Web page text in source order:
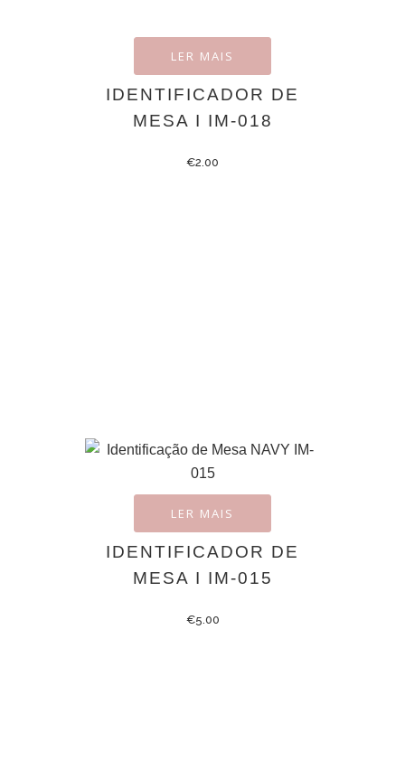
LER MAIS
IDENTIFICADOR DE
MESA I IM-018
€2.00
LER MAIS
IDENTIFICADOR DE
MESA I IM-015
€5.00